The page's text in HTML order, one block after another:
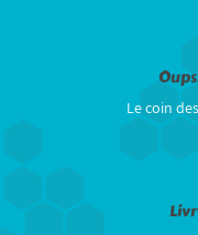
Le coin